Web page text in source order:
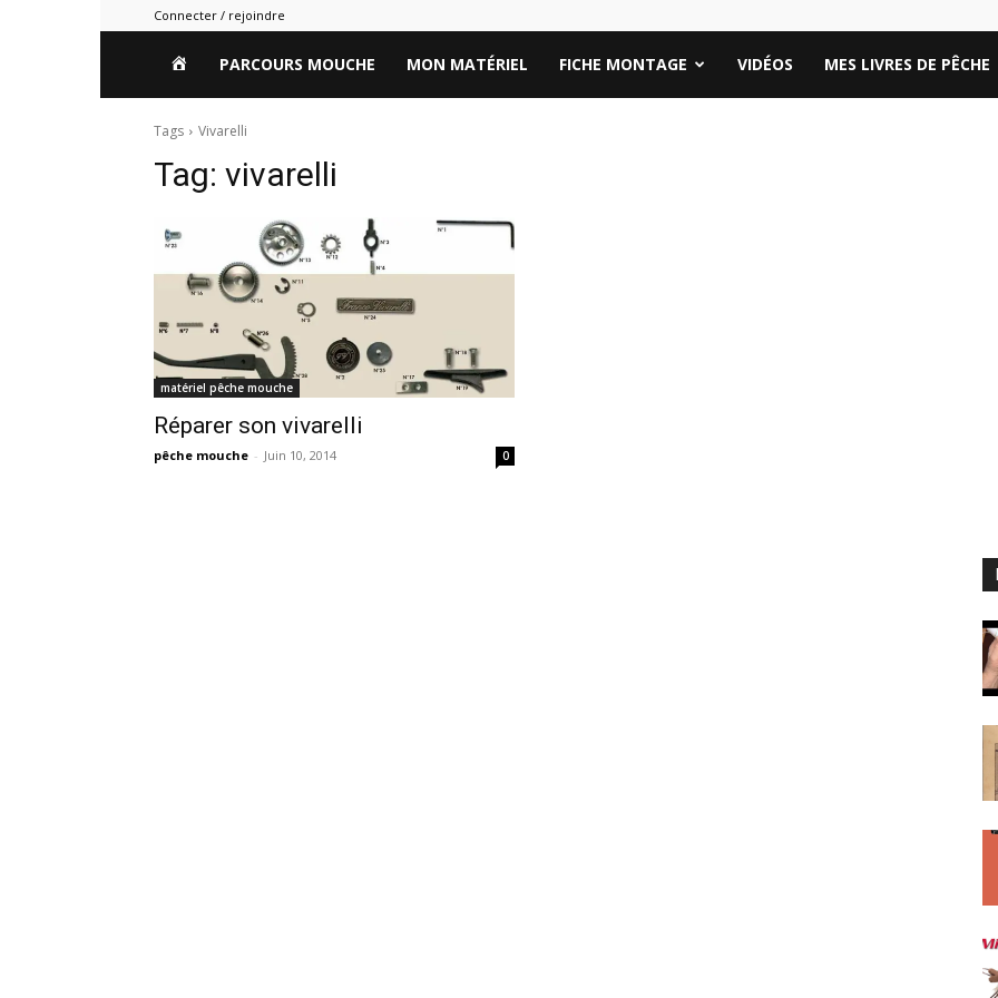
Connecter / rejoindre
HOMEPARCOURS MOUCHE MON MATÉRIEL FICHE MONTAGE VIDÉOS MES LIVRES DE PÊCHE
Tags Vivarelli
Tag: vivarelli
matériel pêche mouche
Réparer son vivarelli
pêche mouche - Juin 10, 2014 0